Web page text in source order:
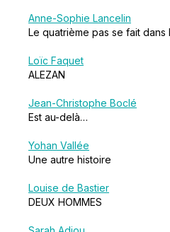
Anne-Sophie Lancelin
Le quatrième pas se fait dans
Loïc Faquet
ALEZAN
Jean-Christophe Boclé
Est au-delà…
Yohan Vallée
Une autre histoire
Louise de Bastier
DEUX HOMMES